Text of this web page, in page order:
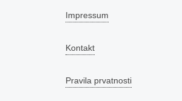
Impressum
Kontakt
Pravila prvatnosti